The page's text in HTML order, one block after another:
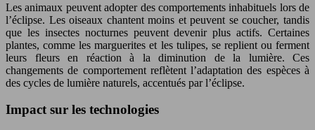
Les animaux peuvent adopter des comportements inhabituels lors de
l’éclipse. Les oiseaux chantent moins et peuvent se coucher, tandis
que les insectes nocturnes peuvent devenir plus actifs. Certaines
plantes, comme les marguerites et les tulipes, se replient ou ferment
leurs fleurs en réaction à la diminution de la lumière. Ces
changements de comportement reflètent l’adaptation des espèces à
des cycles de lumière naturels, accentués par l’éclipse.
Impact sur les technologies